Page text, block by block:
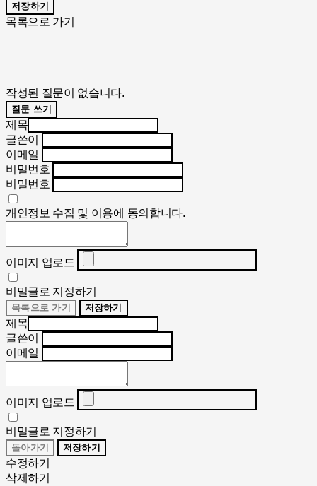
저장하기
목록으로 가기
작성된 질문이 없습니다.
질문 쓰기
제목
글쓴이
이메일
비밀번호
비밀번호
개인정보 수집 및 이용에 동의합니다.
이미지 업로드
비밀글로 지정하기
목록으로 가기 저장하기
제목
글쓴이
이메일
이미지 업로드
비밀글로 지정하기
돌아가기 저장하기
수정하기
삭제하기